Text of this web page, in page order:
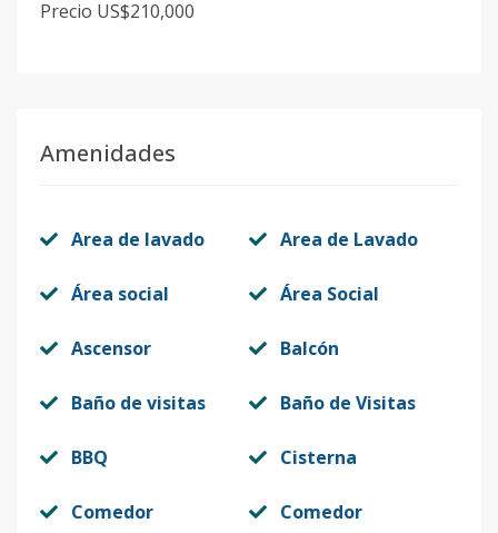
Precio US$210,000
Amenidades
Area de lavado Area de Lavado
Área social Área Social
Ascensor Balcón
Baño de visitas Baño de Visitas
BBQ Cisterna
Comedor Comedor